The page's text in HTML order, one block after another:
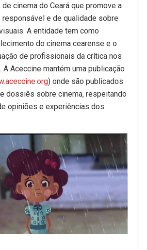
cinema do Ceará que promove a
responsável e de qualidade sobre
A entidade tem como
do cinema cearense e o
de profissionais da crítica nos
Aceccine mantém uma publicação
) onde são publicados
dossiês sobre cinema, respeitando
opiniões e experiências dos